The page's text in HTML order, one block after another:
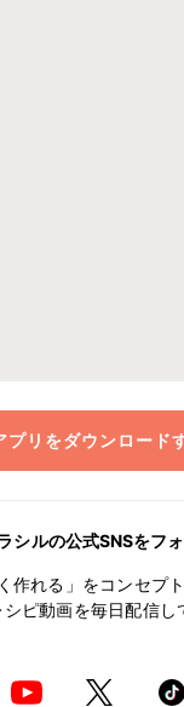
プリをダウンロード
シルの公式SNSをフ
作れる」をコンセプ
ピ動画を毎日配信し